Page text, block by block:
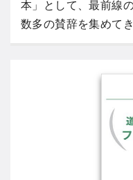
本」として、最前線
数多の賛辞を集めて